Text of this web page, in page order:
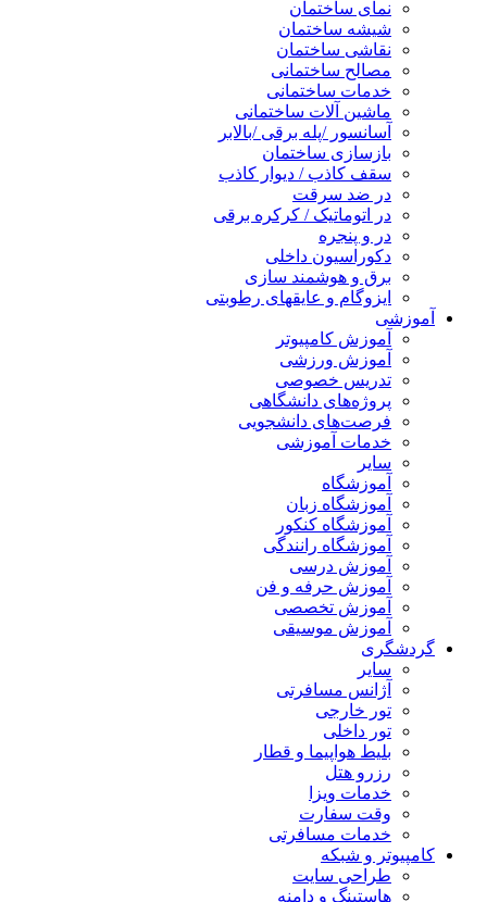
نمای ساختمان
شیشه ساختمان
نقاشی ساختمان
مصالح ساختمانی
خدمات ساختمانی
ماشین آلات ساختمانی
آسانسور /پله برقی /بالابر
بازسازی ساختمان
سقف کاذب / دیوار کاذب
در ضد سرقت
در اتوماتیک / کرکره برقی
در و پنجره
دکوراسیون داخلی
برق و هوشمند سازی
ایزوگام و عایقهای رطوبتی
آموزشی
آموزش کامپیوتر
آموزش ورزشی
تدریس خصوصی
پروژه‌های دانشگاهی
فرصت‌های دانشجویی
خدمات آموزشی
سایر
آموزشگاه
آموزشگاه زبان
آموزشگاه کنکور
آموزشگاه رانندگی
آموزش درسی
آموزش حرفه و فن
آموزش تخصصی
آموزش موسیقی
گردشگری
سایر
آژانس مسافرتی
تور خارجی
تور داخلی
بلیط هواپیما و قطار
رزرو هتل
خدمات ویزا
وقت سفارت
خدمات مسافرتی
کامپیوتر و شبکه
طراحی سایت
هاستینگ و دامنه